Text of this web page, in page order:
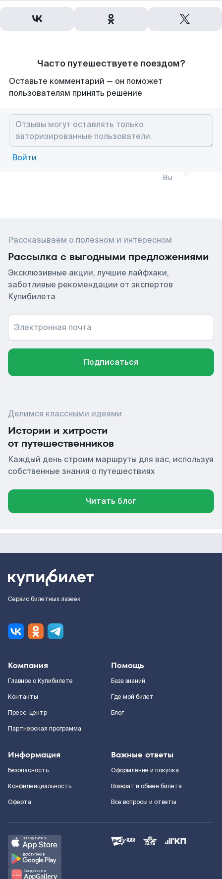
Часто путешествуете поездом?
Оставьте комментарий — он поможет
пользователям принять решение
Войти
Вы
Рассказываем о полезном и интересном
Рассылка с выгодными предложениями
Эксклюзивные акции, лучшие лайфхаки,
заботливые рекомендации от экспертов
Купибилета
Электронная почта
Подписаться
Делимся классными идеями
Истории и хитрости
от путешественников
Каждый день строим маршруты для вас, используя
собственные знания о путешествиях
Читать блог
Сервис билетных лазеек
Компания
Главное о Купибилете
Контакты
Пресс-центр
Партнерская программа
Помощь
База знаний
Где мой билет
Блог
Информация
Безопасность
Конфиденциальность
Оферта
Важные ответы
Оформление и покупка
Возврат и обмен билета
Все вопросы и ответы